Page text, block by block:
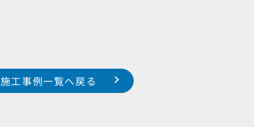
施工事例一覧へ戻る